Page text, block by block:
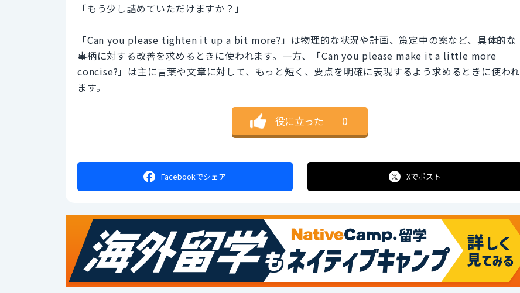
「もう少し詰めていただけますか？」
「Can you please tighten it up a bit more?」は物理的な状況や計画、策定中の案など、具体的な
事柄に対する改善を求めるときに使われます。一方、「Can you please make it a little more
concise?」は主に言葉や文章に対して、もっと短く、要点を明確に表現するよう求めるときに使われ
ます。
役に立った ｜ 0
Facebookでシェア Xでポスト